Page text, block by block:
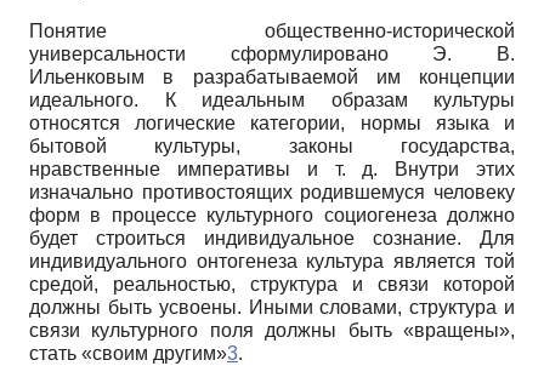
Понятие общественно-исторической
универсальности сформулировано Э. В.
Ильенковым в разрабатываемой им концепции
идеального. К идеальным образам культуры
относятся логические категории, нормы языка и
бытовой культуры, законы государства,
нравственные императивы и т. д. Внутри этих
изначально противостоящих родившемуся человеку
форм в процессе культурного социогенеза должно
будет строиться индивидуальное сознание. Для
индивидуального онтогенеза культура является той
средой, реальностью, структура и связи которой
должны быть усвоены. Иными словами, структура и
связи культурного поля должны быть «вращены»,
стать «своим другим»3.